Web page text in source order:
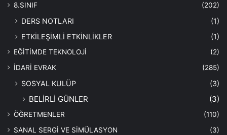
8.SINIF
(202)
DERS NOTLARI
(1)
ETKİLEŞİMLİ ETKİNLİKLER
(1)
EĞİTİMDE TEKNOLOJİ
(2)
İDARİ EVRAK
(285)
SOSYAL KULÜP (3)
BELİRLİ GÜNLER (3)
ÖĞRETMENLER
(110)
SANAL SERGİ VE SİMÜLASYON
(3)